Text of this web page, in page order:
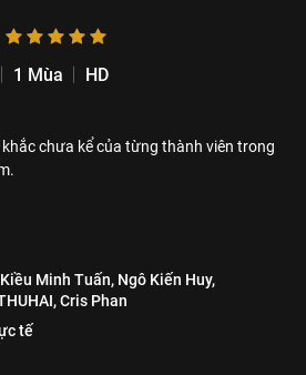
1 Mùa
HD
khắc chưa kể của từng thành viên trong
Kiều Minh Tuấn, Ngô Kiến Huy,
Cris Phan
tế